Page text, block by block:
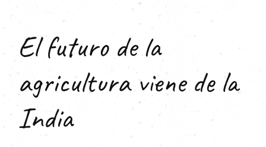
El futuro de la
agricultura viene de la
India